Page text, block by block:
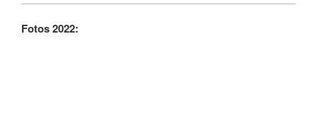
Fotos 2022: